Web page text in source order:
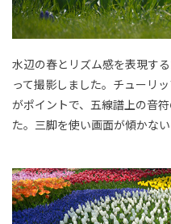
水辺の春とリズム感を表現す
って撮影しました。チューリ
がポイントで、五線譜上の音
た。三脚を使い画面が傾かない